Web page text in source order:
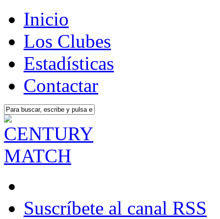
Inicio
Los Clubes
Estadísticas
Contactar
Suscríbete al canal RSS